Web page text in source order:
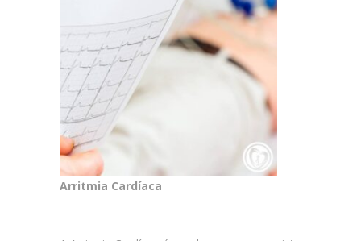
Arritmia Cardíaca